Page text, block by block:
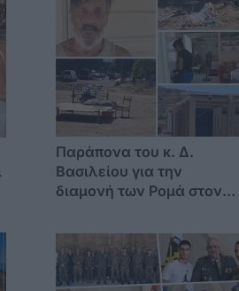
Παράπονα του κ. Δ.
Βασιλείου για την
διαμονή των Ρομά στον
έχουμε ούτε νερό"